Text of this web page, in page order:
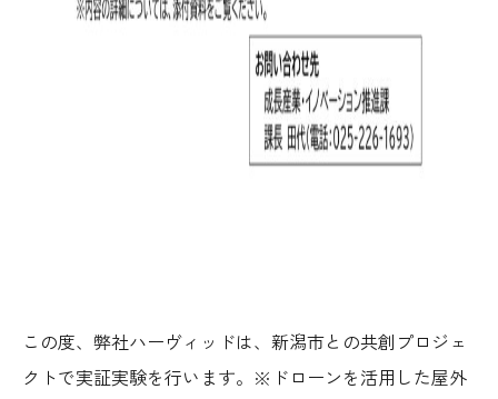
この度、弊社ハーヴィッドは、新潟市との共創プロジェ
クトで実証実験を行います。※ドローンを活用した屋外